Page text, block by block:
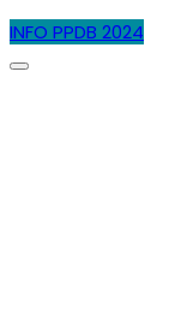
INFO PPDB 2024